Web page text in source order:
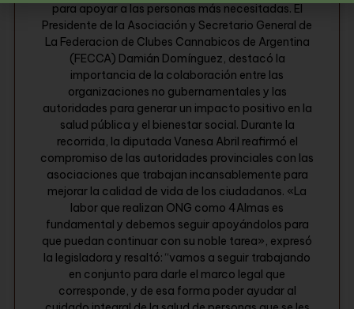
para apoyar a las personas más necesitadas. El
Presidente de la Asociación y Secretario General de
La Federacion de Clubes Cannabicos de Argentina
(FECCA) Damián Domínguez, destacó la
importancia de la colaboración entre las
organizaciones no gubernamentales y las
autoridades para generar un impacto positivo en la
salud pública y el bienestar social. Durante la
recorrida, la diputada Vanesa Abril reafirmó el
compromiso de las autoridades provinciales con las
asociaciones que trabajan incansablemente para
mejorar la calidad de vida de los ciudadanos. «La
labor que realizan ONG como 4Almas es
fundamental y debemos seguir apoyándolos para
que puedan continuar con su noble tarea», expresó
la legisladora y resaltó: “vamos a seguir trabajando
en conjunto para darle el marco legal que
corresponde, y de esa forma poder ayudar al